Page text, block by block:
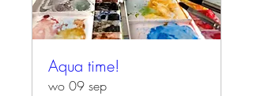
Aqua time!
wo 09 sep